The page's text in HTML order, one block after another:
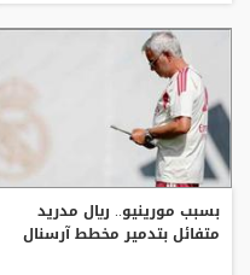
بسبب مورينيو.. ريال مدريد
متفائل بتدمير مخطط آرسنال